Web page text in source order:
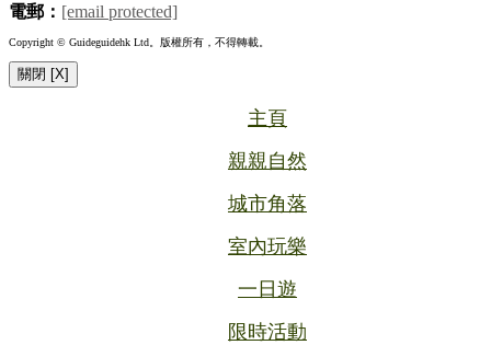
電郵： [email protected]
Copyright © Guideguidehk Ltd。版權所有，不得轉載。
關閉 [X]
主頁
親親自然
城市角落
室內玩樂
一日遊
限時活動